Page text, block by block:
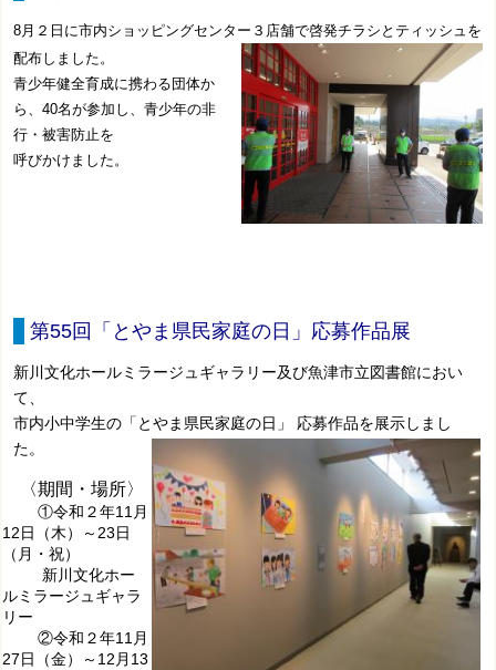
8月２日に市内ショッピングセンター３店舗で啓発チラシとティッシュを
配布しました。
青少年健全育成に携わる団体か
ら、40名が参加し、青少年の非
行・被害防止を
呼びかけました。
第55回「とやま県民家庭の日」応募作品展
新川文化ホールミラージュギャラリー及び魚津市立図書館におい
て、
市内小中学生の「とやま県民家庭の日」 応募作品を展示しまし
た。
〈期間・場所〉
①令和２年11月
12日（木）～23日
（月・祝）
新川文化ホー
ルミラージュギャラ
リー
②令和２年11月
27日（金）～12月13